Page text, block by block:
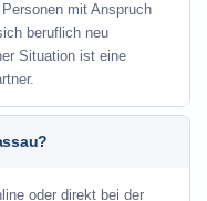
mit Anspruch
beruflich neu
Situation ist eine
oder direkt bei der